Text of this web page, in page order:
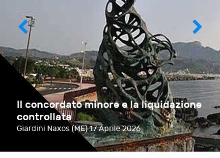
Il concordato minore e la liquidazione
controllata
Giardini Naxos (ME) 17 Aprile 2026